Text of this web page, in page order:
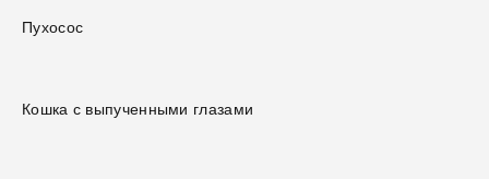
Пухосос
Кошка с выпученными глазами